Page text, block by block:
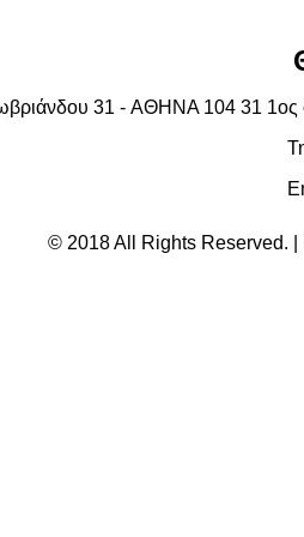
31 - AΘHNA 104 31 1ος
© 2018 All Rights Reserved. |